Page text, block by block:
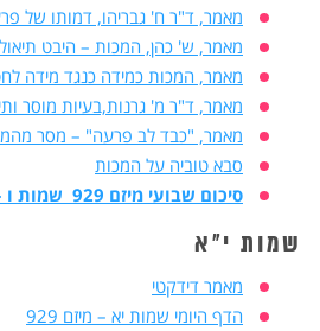
מאמר, ד"ר ח' גבריהו, דמותו של
מאמר, ש' כהן, המכות – היבט
מאמר, המכות כמידה כנגד מידה
מאמר, ד"ר מ' גרנות,בעיות מוסר
מאמר, "כבד לב פרעה" – מסר
סבא טוביה על המכות
סיכום שבועי מיזם 929 שמות ו – י
שמות י"א
מאמר דידקטי
הדף היומי שמות יא – מיזם 929